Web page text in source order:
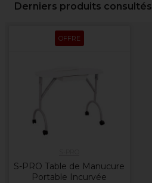
Derniers produits consultés
OFFRE
S-PRO Table de Manucure
Portable Incurvée